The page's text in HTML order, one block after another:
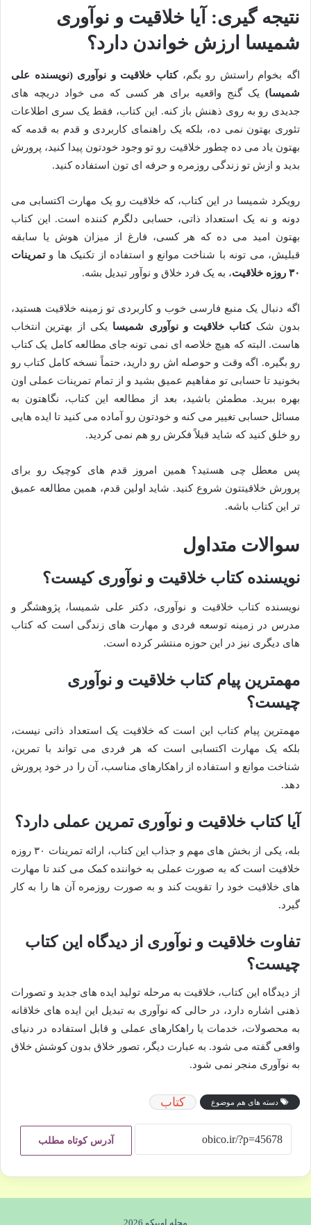
نتیجه گیری: آیا خلاقیت و نوآوری
شمیسا ارزش خواندن دارد؟
اگه بخوام راستش رو بگم،کتاب خلاقیت و نوآوری (نویسنده علی
شمیسا) یک گنج واقعیه برای هر کسی که می خواد دریچه های
جدیدی رو به روی ذهنش باز کنه. این کتاب، فقط یک سری اطلاعات
تئوری بهتون نمی ده، بلکه یک راهنمای کاربردی و قدم به قدمه که
بهتون یاد می ده چطور خلاقیت رو تو وجود خودتون پیدا کنید، پرورش
بدید و ازش تو زندگی روزمره و حرفه ای تون استفاده کنید.
رویکرد شمیسا در این کتاب، که خلاقیت رو یک مهارت اکتسابی می
دونه و نه یک استعداد ذاتی، حسابی دلگرم کننده است. این کتاب
بهتون امید می ده که هر کسی، فارغ از میزان هوش یا سابقه
قبلیش، می تونه با شناخت موانع و استفاده از تکنیک ها وتمرینات
۳۰ روزه خلاقیت
، به یک فرد خلاق و نوآور تبدیل بشه.
اگه دنبال یک منبع فارسی خوب و کاربردی تو زمینه خلاقیت هستید،
بدون شککتاب خلاقیت و نوآوری شمیسا یکی از بهترین انتخاب
هاست. البته که هیچ خلاصه ای نمی تونه جای مطالعه کامل یک کتاب
رو بگیره. اگه وقت و حوصله اش رو دارید، حتماً نسخه کامل کتاب رو
بخونید تا حسابی تو مفاهیم عمیق بشید و از تمام تمرینات عملی اون
بهره ببرید. مطمئن باشید، بعد از مطالعه این کتاب، نگاهتون به
مسائل حسابی تغییر می کنه و خودتون رو آماده می کنید تا ایده هایی
رو خلق کنید که شاید قبلاً فکرش رو هم نمی کردید.
پس معطل چی هستید؟ همین امروز قدم های کوچیک رو برای
پرورش خلاقیتتون شروع کنید. شاید اولین قدم، همین مطالعه عمیق
تر این کتاب باشه.
سوالات متداول
نویسنده کتاب خلاقیت و نوآوری کیست؟
نویسنده کتاب خلاقیت و نوآوری، دکتر علی شمیسا، پژوهشگر و
مدرس در زمینه توسعه فردی و مهارت های زندگی است که کتاب
های دیگری نیز در این حوزه منتشر کرده است.
مهمترین پیام کتاب خلاقیت و نوآوری
چیست؟
مهمترین پیام کتاب این است که خلاقیت یک استعداد ذاتی نیست،
بلکه یک مهارت اکتسابی است که هر فردی می تواند با تمرین،
شناخت موانع و استفاده از راهکارهای مناسب، آن را در خود پرورش
دهد.
آیا کتاب خلاقیت و نوآوری تمرین عملی دارد؟
بله، یکی از بخش های مهم و جذاب این کتاب، ارائه تمرینات ۳۰ روزه
خلاقیت است که به صورت عملی به خواننده کمک می کند تا مهارت
های خلاقیت خود را تقویت کند و به صورت روزمره آن ها را به کار
گیرد.
تفاوت خلاقیت و نوآوری از دیدگاه این کتاب
چیست؟
از دیدگاه این کتاب، خلاقیت به مرحله تولید ایده های جدید و تصورات
ذهنی اشاره دارد، در حالی که نوآوری به تبدیل این ایده های خلاقانه
به محصولات، خدمات یا راهکارهای عملی و قابل استفاده در دنیای
واقعی گفته می شود. به عبارت دیگر، تصور خلاق بدون کوشش خلاق
به نوآوری منجر نمی شود.
دسته های هم موضوع کتاب
آدرس کوتاه مطلب
مجله اوبیکو 2026